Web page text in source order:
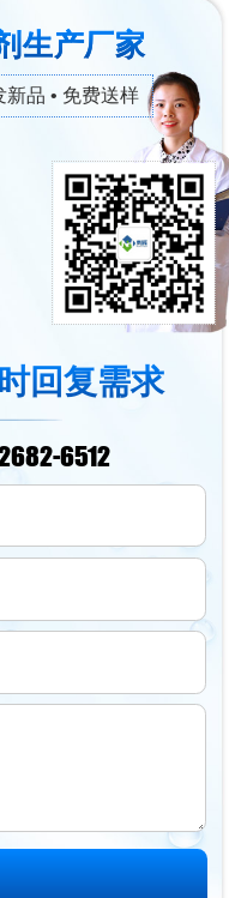
回复需求
生产厂家
新品 • 免费送样
6512